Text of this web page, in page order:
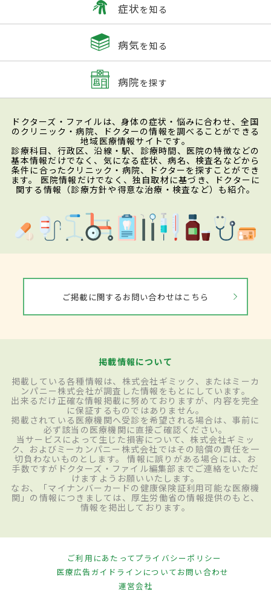
症状を知る
病気を知る
病院を探す
ドクターズ・ファイルは、身体の症状・悩みに合わせ、全国
のクリニック・病院、ドクターの情報を調べることができる
地域医療情報サイトです。
診療科目、行政区、沿線・駅、診療時間、医院の特徴などの
基本情報だけでなく、気になる症状、病名、検査名などから
条件に合ったクリニック・病院、ドクターを探すことができ
ます。 医院情報だけでなく、独自取材に基づき、ドクターに
関する情報（診療方針や得意な治療・検査など）も紹介。
ご掲載に関するお問い合わせはこちら
掲載情報について
掲載している各種情報は、株式会社ギミック、またはミーカ
ンパニー株式会社が調査した情報をもとにしています。
出来るだけ正確な情報掲載に努めておりますが、内容を完全
に保証するものではありません。
掲載されている医療機関へ受診を希望される場合は、事前に
必ず該当の医療機関に直接ご確認ください。
当サービスによって生じた損害について、株式会社ギミッ
ク、およびミーカンパニー株式会社ではその賠償の責任を一
切負わないものとします。 情報に誤りがある場合には、お
手数ですがドクターズ・ファイル編集部までご連絡をいただ
けますようお願いいたします。
なお、「マイナンバーカードの健康保険証利用可能な医療機
関」の情報につきましては、厚生労働省の情報提供のもと、
情報を掲出しております。
ご利用にあたってプライバシーポリシー
医療広告ガイドラインについてお問い合わせ
運営会社